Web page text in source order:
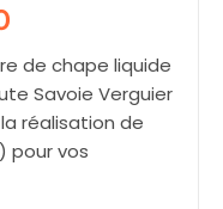
de chape liquide
Savoie Verguier
réalisation de
pour vos